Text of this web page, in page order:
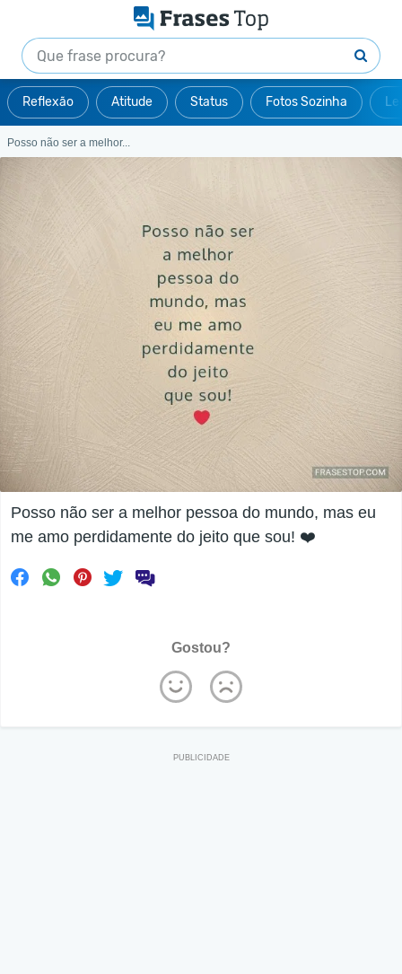
Reflexão Atitude Status Fotos Sozinha
Posso não ser a melhor...
Posso não ser a melhor pessoa do mundo, mas eu
me amo perdidamente do jeito que sou! ❤️
Gostou?